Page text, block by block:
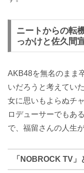
ニートからの転
っかけと佐久間
AKB48を無名のまま
いだろうと考えてい
女に思いもよらぬチ
ロデューサーでもあ
で、福留さんの人生
「NOBROCK TV」